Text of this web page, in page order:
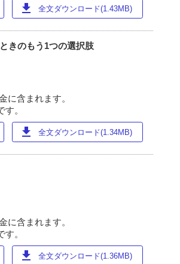
download 全文ダウンロード(1.43MB)
きのもう1つの選択肢
に含まれます。
。
download 全文ダウンロード(1.34MB)
に含まれます。
。
download 全文ダウンロード(1.36MB)